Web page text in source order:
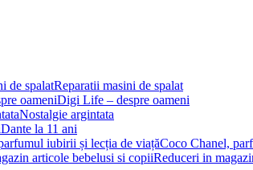
Reparatii masini de spalat
Digi Life – despre oameni
Nostalgie argintata
Dante la 11 ani
Coco Chanel,
Reduceri in